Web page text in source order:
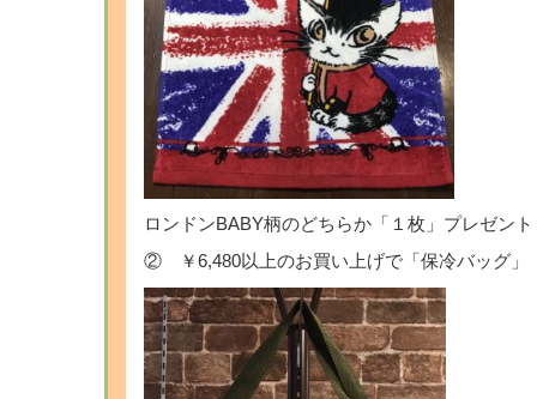
ロンドンBABY柄のどちらか「１枚」プレゼント
② ￥6,480以上のお買い上げで「保冷バッグ」